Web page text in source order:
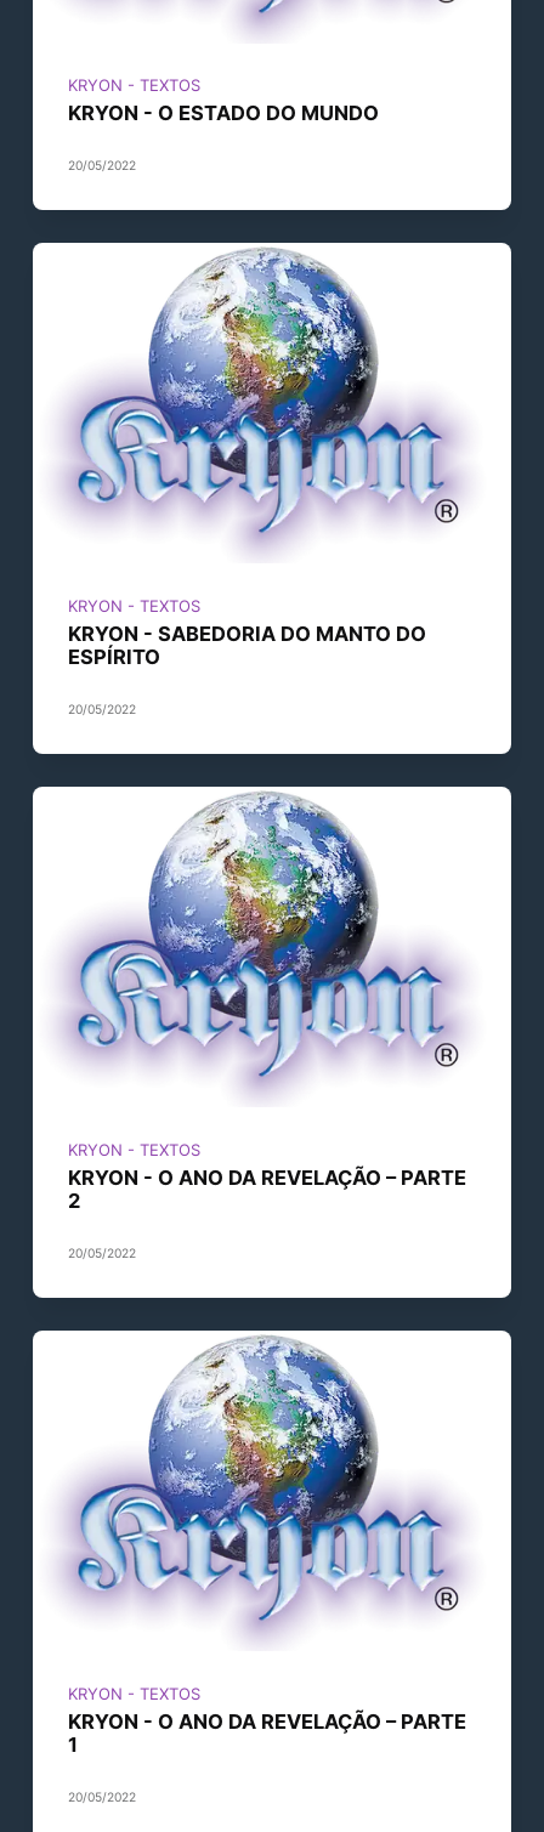
KRYON - TEXTOS
KRYON - O ESTADO DO MUNDO
20/05/2022
KRYON - TEXTOS
KRYON - SABEDORIA DO MANTO DO
ESPÍRITO
20/05/2022
KRYON - TEXTOS
KRYON - O ANO DA REVELAÇÃO – PARTE
2
20/05/2022
KRYON - TEXTOS
KRYON - O ANO DA REVELAÇÃO – PARTE
1
20/05/2022